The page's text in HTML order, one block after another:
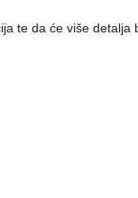
te da će više detalja